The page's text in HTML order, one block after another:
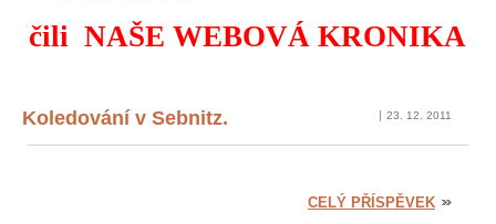
čili NAŠE WEBOVÁ KRONIKA
Koledování v Sebnitz. 23. 12. 2011
CELÝ PŘÍSPĚVEK